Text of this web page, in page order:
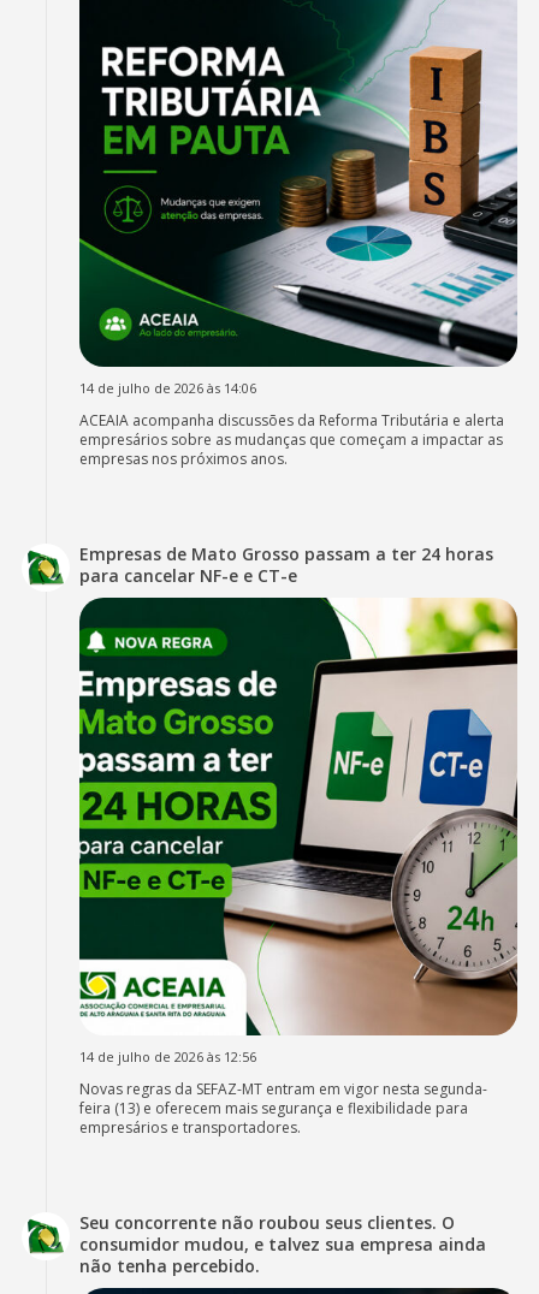
14 de julho de 2026 às 14:06
ACEAIA acompanha discussões da Reforma Tributária e alerta
empresários sobre as mudanças que começam a impactar as
empresas nos próximos anos.
Empresas de Mato Grosso passam a ter 24 horas
para cancelar NF-e e CT-e
14 de julho de 2026 às 12:56
Novas regras da SEFAZ-MT entram em vigor nesta segunda-
feira (13) e oferecem mais segurança e flexibilidade para
empresários e transportadores.
Seu concorrente não roubou seus clientes. O
consumidor mudou, e talvez sua empresa ainda
não tenha percebido.